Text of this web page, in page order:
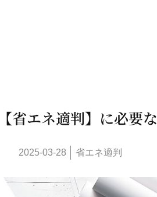
【省エネ適判】に必要な
2025-03-28 省エネ適判